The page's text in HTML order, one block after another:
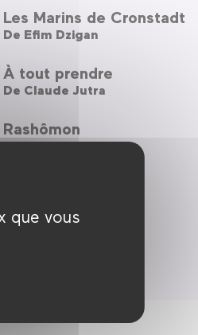
que vous
Les Marins de Cronstadt
De Efim Dzigan
À tout prendre
De Claude Jutra
Rashômon
DeAkira Kurosawa